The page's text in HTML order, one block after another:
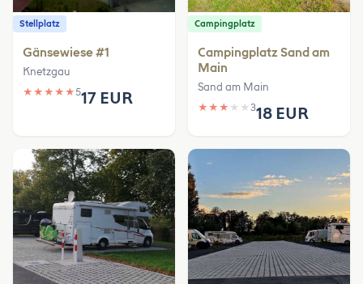
Stellplatz
Gänsewiese #1
Knetzgau
★ ★ ★ ★ ★517 EUR
Campingplatz
Campingplatz Sand am
Main
Sand am Main
★ ★ ★ ★ ★ 318 EUR